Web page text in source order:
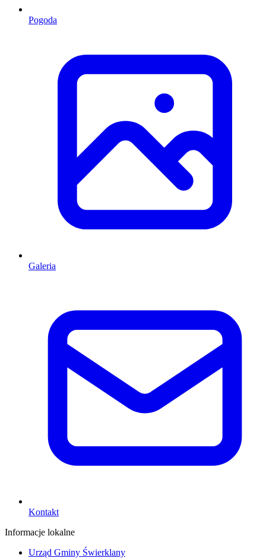
Pogoda
Galeria
Kontakt
Informacje lokalne
Urząd Gminy Świerklany